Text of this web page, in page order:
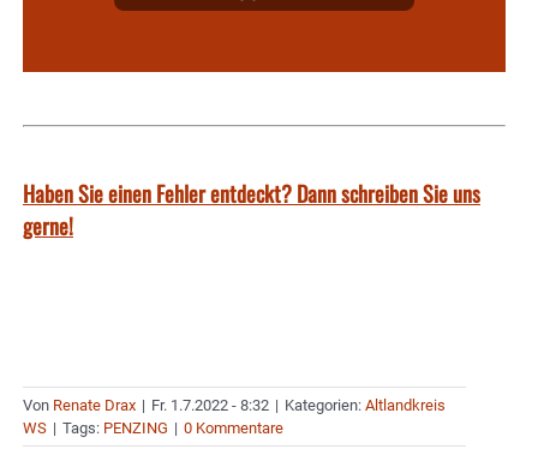
Haben Sie einen Fehler entdeckt? Dann schreiben Sie uns
gerne!
Von Renate Drax | Fr. 1.7.2022 - 8:32 | Kategorien: Altlandkreis
WS | Tags: PENZING | 0 Kommentare